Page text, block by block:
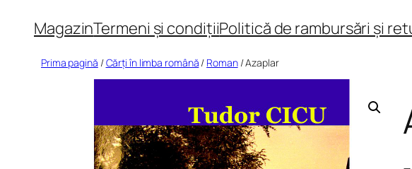
MagazinTermeni și condițiiPolitică de rambursări și
Prima pagină /Cărți în limba română / Roman/ Azaplar